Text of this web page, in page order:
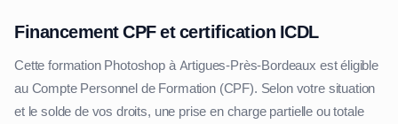
Financement CPF et certification ICDL
Cette formation Photoshop à Artigues-Près-Bordeaux est éligible
au Compte Personnel de Formation (CPF). Selon votre situation
et le solde de vos droits, une prise en charge partielle ou totale